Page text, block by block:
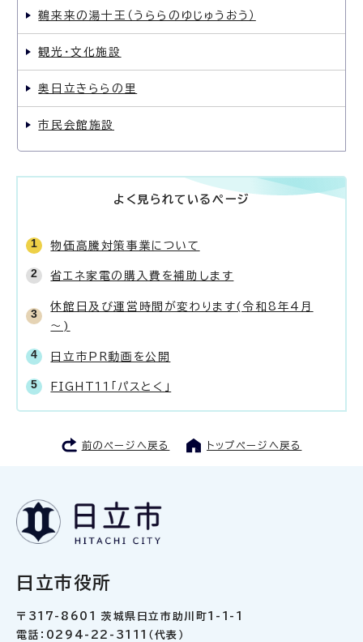
鵜来来の湯十王（うららのゆじゅうおう）
観光・文化施設
奥日立きららの里
市民会館施設
よく見られているページ
物価高騰対策事業について
省エネ家電の購入費を補助します
休館日及び運営時間が変わります(令和8年4月
～)
日立市PR動画を公開
FIGHT11「パスとく」
前のページへ戻る トップページへ戻る
日立市役所
〒317-8601 茨城県日立市助川町1-1-1
電話：0294-22-3111（代表）